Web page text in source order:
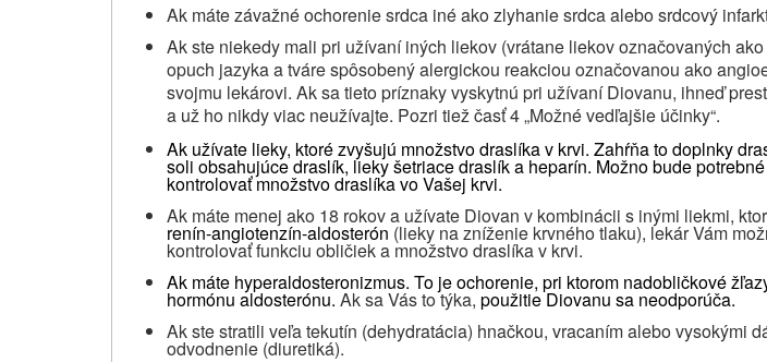
Ak máte závažné ochorenie srdca iné ako zlyhanie srdca alebo srdcový
Ak ste niekedy mali pri užívaní iných liekov (vrátane liekov označovaných
opuch jazyka a tváre spôsobený alergickou reakciou označovanou ako
svojmu lekárovi. Ak sa tieto príznaky vyskytnú pri užívaní Diovanu, ihneď
a už ho nikdy viac neužívajte. Pozri tiež časť 4 „Možné vedľajšie účinky“.
Ak užívate lieky, ktoré zvyšujú množstvo draslíka v krvi. Zahŕňa to doplnky
soli obsahujúce draslík, lieky šetriace draslík a heparín. Možno bude
kontrolovať množstvo draslíka vo Vašej krvi.
Ak máte menej ako 18 rokov a užívate Diovan v kombinácii s inými liekmi,
renín-angiotenzín-aldosterón (lieky na zníženie krvného tlaku), lekár Vám
kontrolovať funkciu obličiek a množstvo draslíka v krvi.
Ak máte hyperaldosteronizmus. To je ochorenie, pri ktorom nadobličkové
hormónu aldosterónu. Ak sa Vás to týka, použitie Diovanu sa neodporúča.
Ak ste stratili veľa tekutín (dehydratácia) hnačkou, vracaním alebo vysokými
odvodnenie (diuretiká).